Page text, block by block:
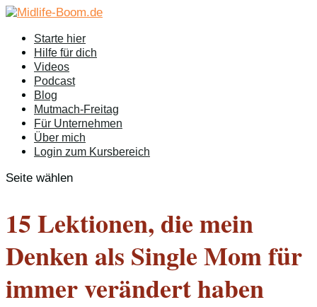
Starte hier
Hilfe für dich
Videos
Podcast
Blog
Mutmach-Freitag
Für Unternehmen
Über mich
Login zum Kursbereich
Seite wählen
15 Lektionen, die mein
Denken als Single Mom für
immer verändert haben